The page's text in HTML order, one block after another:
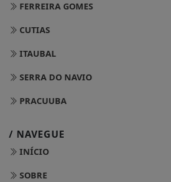
FERREIRA GOMES
CUTIAS
ITAUBAL
SERRA DO NAVIO
PRACUUBA
/ NAVEGUE
INÍCIO
SOBRE